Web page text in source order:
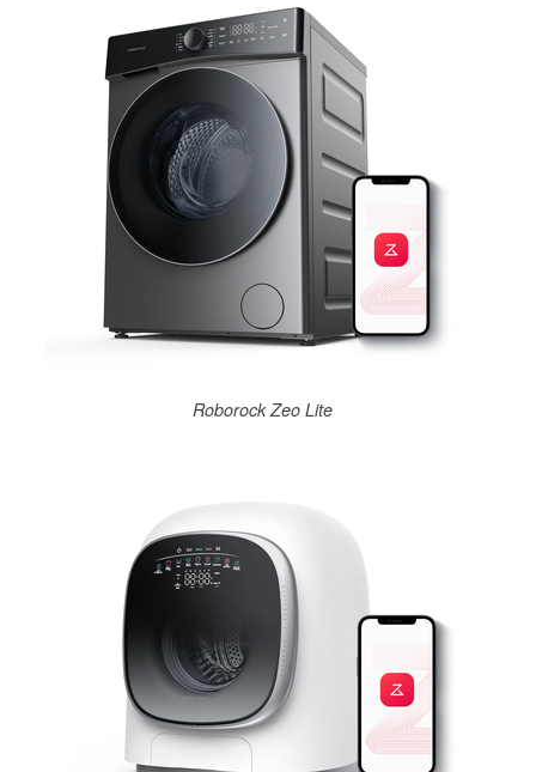
Roborock Zeo Lite